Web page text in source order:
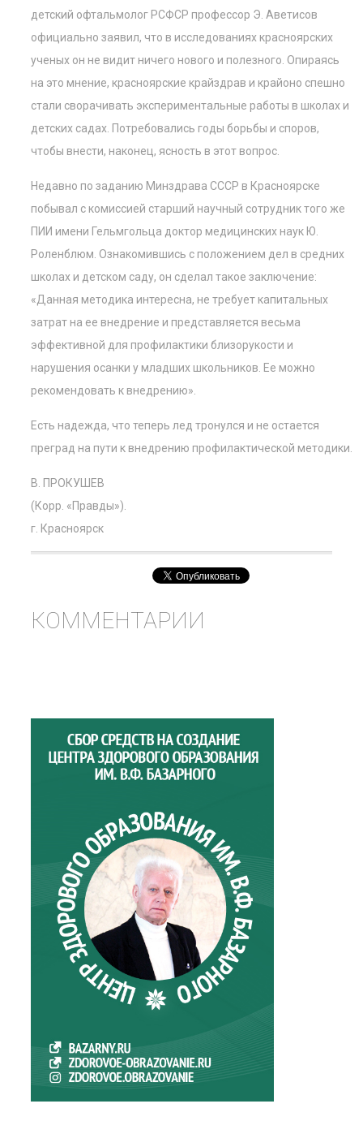
детский офтальмолог РСФСР профессор Э. Аветисов
официально заявил, что в исследованиях красноярских
ученых он не видит ничего нового и полезного. Опираясь
на это мнение, красноярские крайздрав и крайоно спешно
стали сворачивать экспериментальные работы в школах и
детских садах. Потребовались годы борьбы и споров,
чтобы внести, наконец, ясность в этот вопрос.
Недавно по заданию Минздрава СССР в Красноярске
побывал с комиссией старший научный сотрудник того же
ПИИ имени Гельмгольца доктор медицинских наук Ю.
Роленблюм. Ознакомившись с положением дел в средних
школах и детском саду, он сделал такое заключение:
«Данная методика интересна, не требует капитальных
затрат на ее внедрение и представляется весьма
эффективной для профилактики близорукости и
нарушения осанки у младших школьников. Ее можно
рекомендовать к внедрению».
Есть надежда, что теперь лед тронулся и не остается
преград на пути к внедрению профилактической методики.
В. ПРОКУШЕВ
(Корр. «Правды»).
г. Красноярск
КОММЕНТАРИИ